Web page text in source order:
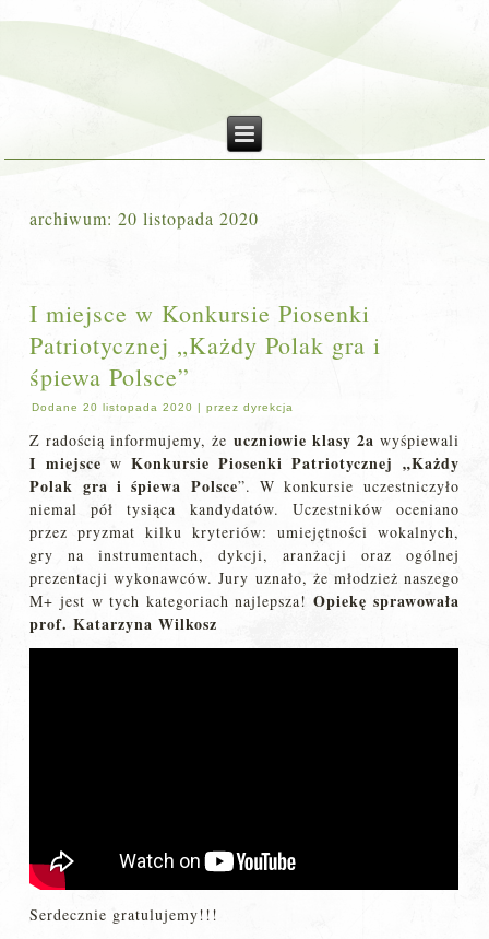
archiwum:20 listopada 2020
I miejsce w Konkursie Piosenki
Patriotycznej „Każdy Polak gra i
śpiewa Polsce”
Dodane 20 listopada 2020 |przez dyrekcja
Z radością informujemy, że uczniowie klasy 2a wyśpiewali
I miejsce wKonkursie Piosenki Patriotycznej „Każdy
Polak gra i śpiewa Polsce”. W konkursie uczestniczyło
niemal pół tysiąca kandydatów. Uczestników oceniano
przez pryzmat kilku kryteriów: umiejętności wokalnych,
gry na instrumentach, dykcji, aranżacji oraz ogólnej
prezentacji wykonawców. Jury uznało, że młodzież naszego
M+ jest w tych kategoriach najlepsza! Opiekę sprawowała
prof. Katarzyna Wilkosz
Serdecznie gratulujemy!!!